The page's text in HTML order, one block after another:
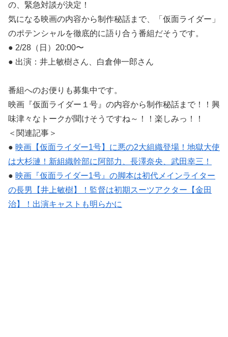
の、緊急対談が決定！
気になる映画の内容から制作秘話まで、「仮面ライダー」
のポテンシャルを徹底的に語り合う番組だそうです。
● 2/28（日）20:00〜
● 出演：井上敏樹さん、白倉伸一郎さん
番組へのお便りも募集中です。
映画『仮面ライダー１号』の内容から制作秘話まで！！興
味津々なトークが聞けそうですね～！！楽しみっ！！
＜関連記事＞
● 映画【仮面ライダー1号】に悪の2大組織登場！地獄大使
は大杉漣！新組織幹部に阿部力、長澤奈央、武田幸三！
● 映画『仮面ライダー1号』の脚本は初代メインライター
の長男【井上敏樹】！監督は初期スーツアクター【金田
治】！出演キャストも明らかに